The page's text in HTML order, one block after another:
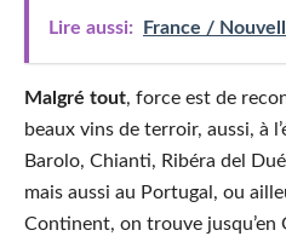
Lire aussi: France /
Malgré tout, force est de
beaux vins de terroir, aussi, à
Barolo, Chianti, Ribéra del
mais aussi au Portugal, ou
Continent, on trouve jusqu’en